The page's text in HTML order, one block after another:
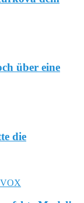
über eine
die